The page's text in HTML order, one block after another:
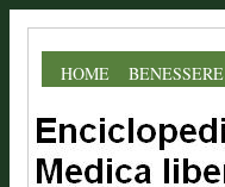
HOME BENESSERE